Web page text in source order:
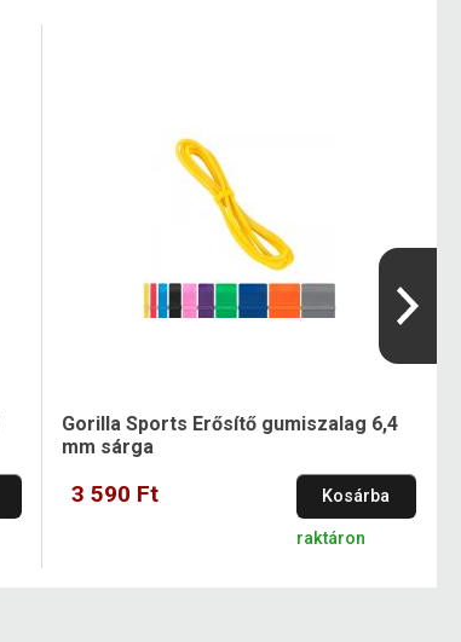
Gorilla Sports Erősítő gumiszalag 6,4
mm sárga
3 590 Ft Kosárba
raktáron